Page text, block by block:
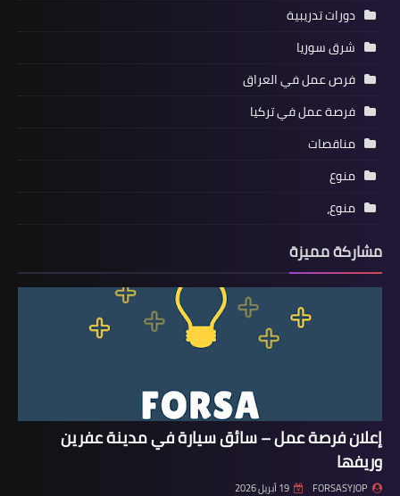
دورات تدريبية
شرق سوريا
فرص عمل في العراق
فرصة عمل في تركيا
مناقصات
منوع
منوع،
مشاركة مميزة
إعلان فرصة عمل – سائق سيارة في مدينة عفرين
وريفها
FORSASYJOP 19 أبريل 2026